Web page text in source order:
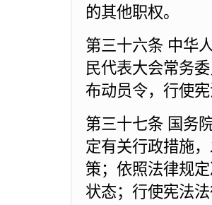
的其他职权。
第三十六条 中华
民代表大会常务
布动员令，行使
第三十七条 国务
定有关行政措施
策；依照法律规
状态；行使宪法